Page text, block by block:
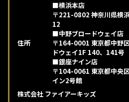
住所
■横浜本店
〒221-0802 神奈川県横
12
■中野ブロードウェイ店
〒164-0001 東京都中野
ドウェイ1F 140、141号
■銀座ナイン店
〒104-0061 東京都中央
イン2号館
株式会社 ファイアーキッズ